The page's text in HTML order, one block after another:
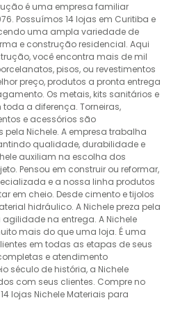
é uma empresa familiar
Possuímos 14 lojas em Curitiba e
uma ampla variedade de
e construção residencial. Aqui
você encontra mais de mil
pisos, ou revestimentos
preço, produtos a pronta entrega
Os metais, kits sanitários e
a diferença. Torneiras,
e acessórios são
Nichele. A empresa trabalha
qualidade, durabilidade e
auxiliam na escolha dos
Pensou em construir ou reformar,
e a nossa linha produtos
em cheio. Desde cimento e tijolos
hidráulico. A Nichele preza pela
na entrega. A Nichele
mais do que uma loja. É uma
em todas as etapas de seus
e atendimento
século de história, a Nichele
com seus clientes. Compre no
lojas Nichele Materiais para